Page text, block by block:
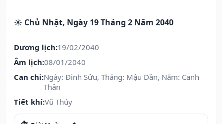
☀️ Chủ Nhật, Ngày 19 Tháng 2 Năm 2040
Dương lịch:19/02/2040
Âm lịch:08/01/2040
Can chi:Ngày: Đinh Sửu, Tháng: Mậu Dần, Năm: Canh
Thân
Tiết khí:Vũ Thủy